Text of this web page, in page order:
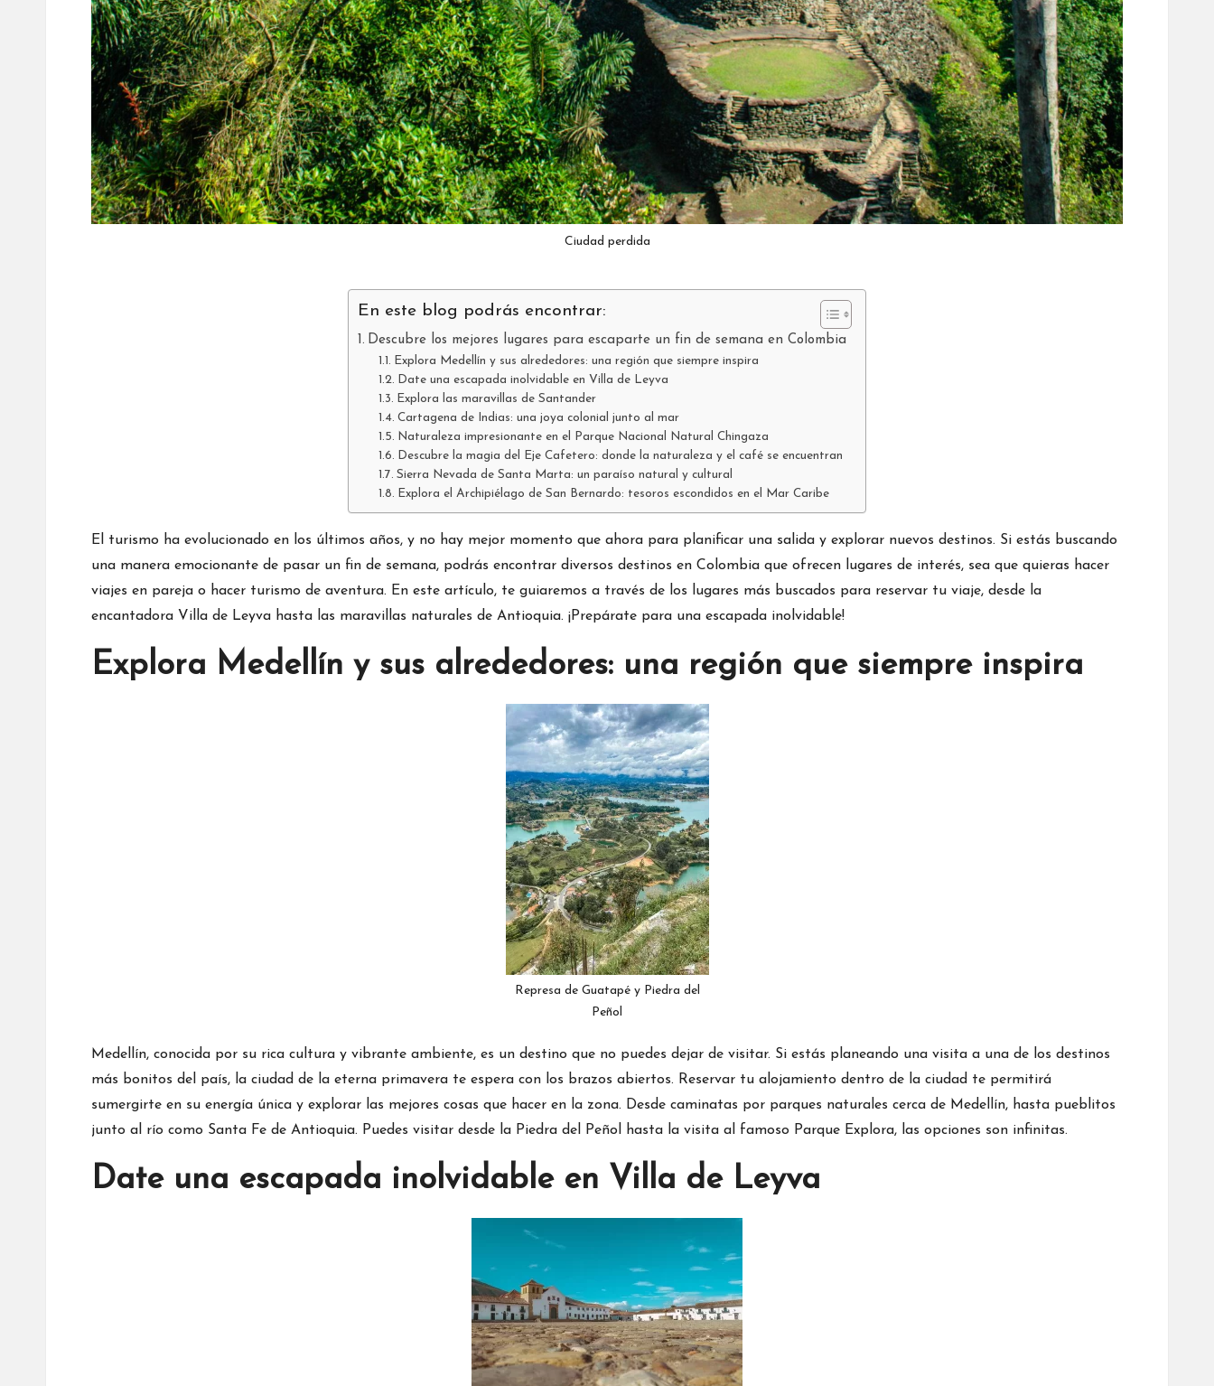
Ciudad perdida
En este blog podrás encontrar:
Descubre los mejores lugares para escaparte un fin de semana en Colombia
Explora Medellín y sus alrededores: una región que siempre inspira
Date una escapada inolvidable en Villa de Leyva
Explora las maravillas de Santander
Cartagena de Indias: una joya colonial junto al mar
Naturaleza impresionante en el Parque Nacional Natural Chingaza
Descubre la magia del Eje Cafetero: donde la naturaleza y el café se encuentran
Sierra Nevada de Santa Marta: un paraíso natural y cultural
Explora el Archipiélago de San Bernardo: tesoros escondidos en el Mar Caribe
El turismo ha evolucionado en los últimos años, y no hay mejor momento que ahora para planificar una salida y explorar nuevos destinos. Si estás buscando
una manera emocionante de pasar un fin de semana, podrás encontrar diversos destinos en Colombia que ofrecen lugares de interés, sea que quieras hacer
viajes en pareja o hacer turismo de aventura. En este artículo, te guiaremos a través de los lugares más buscados para reservar tu viaje, desde la
encantadora Villa de Leyva hasta las maravillas naturales de Antioquia. ¡Prepárate para una escapada inolvidable!
Explora Medellín y sus alrededores: una región que siempre inspira
Represa de Guatapé y Piedra del
Peñol
Medellín, conocida por su rica cultura y vibrante ambiente, es un destino que no puedes dejar de visitar. Si estás planeando una visita a una de los destinos
más bonitos del país, la ciudad de la eterna primavera te espera con los brazos abiertos. Reservar tu alojamiento dentro de la ciudad te permitirá
sumergirte en su energía única y explorar las mejores cosas que hacer en la zona. Desde caminatas por parques naturales cerca de Medellín, hasta pueblitos
junto al río como Santa Fe de Antioquia. Puedes visitar desde la Piedra del Peñol hasta la visita al famoso Parque Explora, las opciones son infinitas.
Date una escapada inolvidable en Villa de Leyva